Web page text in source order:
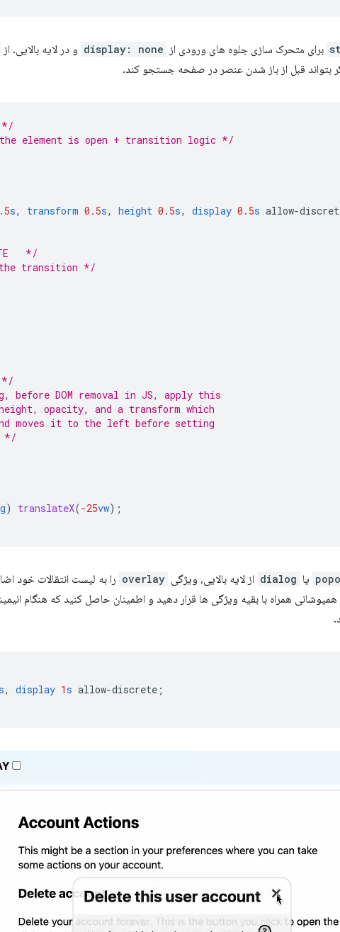
برای متحرک سازی جلوه های ورودی از display: none و در لایه بالایی. از
بتواند قبل از باز شدن عنصر در صفحه جستجو کند.
*/
element is open + transition logic */
s, transform 0.5s, height 0.5s, display 0.5s allow-
*/
transition */
*/
DOM removal in JS, apply this
opacity, and a transform which
moves it to the left before setting
*/
) translateX(-25vw);
یا dialog از لایه بالایی، ویژگی overlay را به لیست انتقالات خود
همراه با بقیه ویژگی ها قرار دهید و اطمینان حاصل کنید که هنگام
, display 1s allow-discrete ;